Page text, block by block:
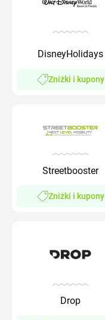
DisneyHolidays
Zniżki i kupony
Streetbooster
Zniżki i kupony
Drop